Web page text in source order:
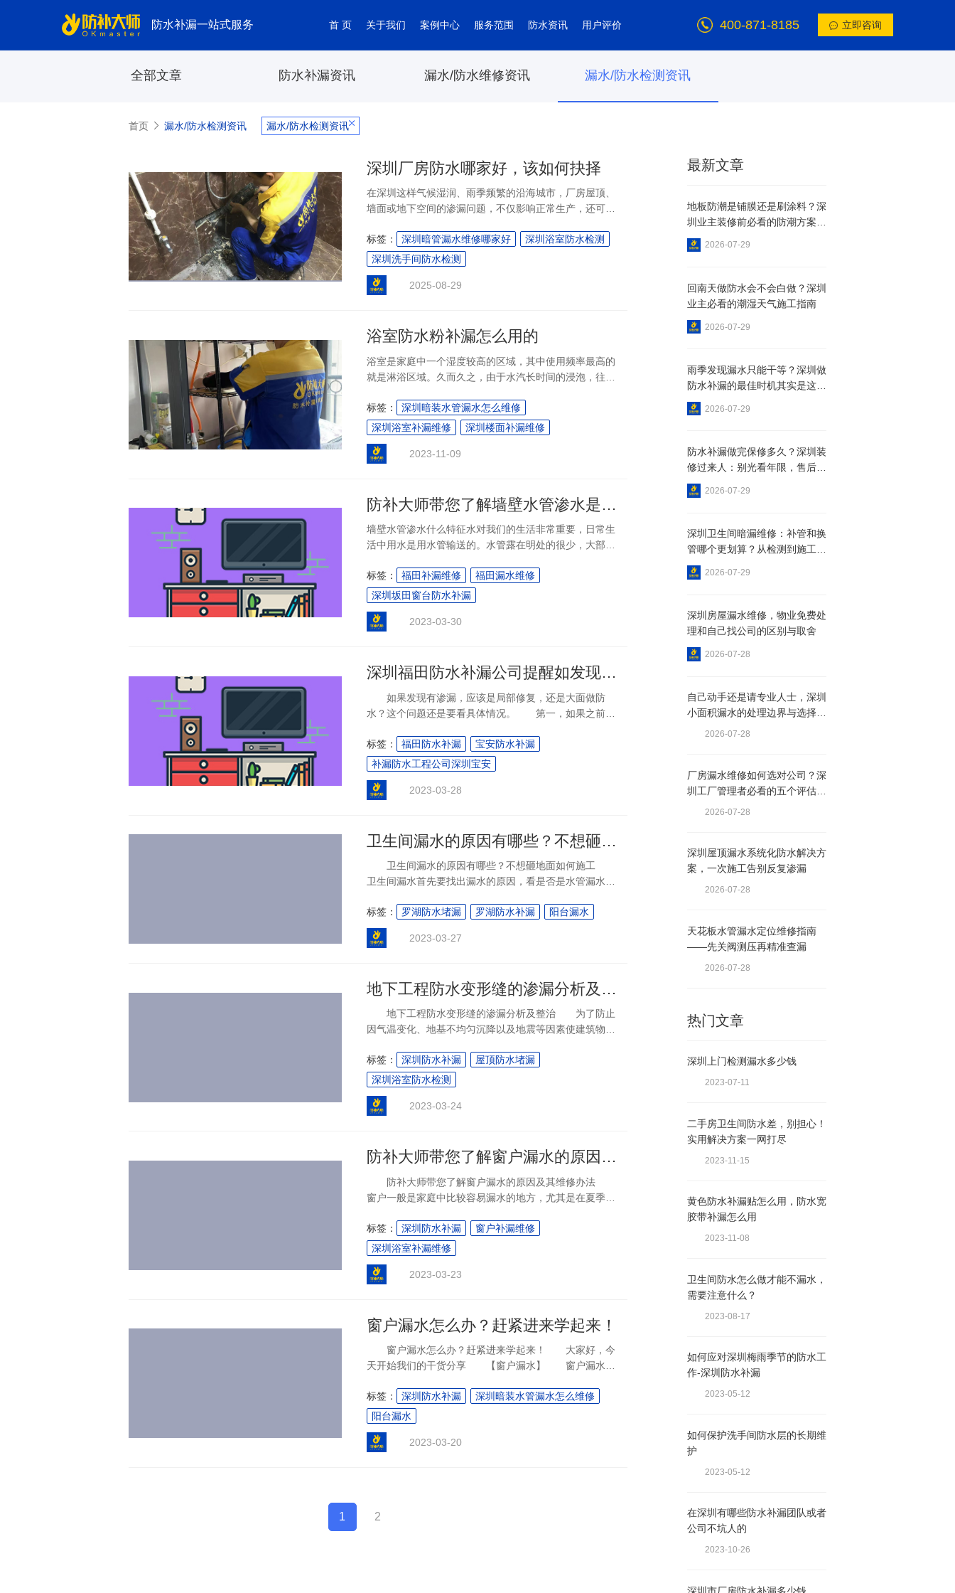
防水补漏一站式服务 首 页 关于我们 案例中心 服务范围 防水资讯 用户评价 400-871-8185 立即咨询
全部文章 防水补漏资讯 漏水/防水维修资讯 漏水/防水检测资讯
首页 漏水/防水检测资讯 漏水/防水检测资讯
深圳厂房防水哪家好，该如何抉择
在深圳这样气候湿润、雨季频繁的沿海城市，厂房屋顶、
墙面或地下空间的渗漏问题，不仅影响正常生产，还可能
务企业至关重要。面对市场上众多的防水服务商，很多企
业管理者都会困惑：深圳厂房防水哪家好，该如何做出明
点，并介绍以专业著称的深圳防补大师企业，助您做出稳
标签： 深圳暗管漏水维修哪家好
深圳浴室防水检测
深圳洗手间防水检测
2025-08-29
浴室防水粉补漏怎么用的
浴室是家庭中一个湿度较高的区域，其中使用频率最高的
就是淋浴区域。久而久之，由于水汽长时间的浸泡，往往
发生，浴室防水粉就成了我们首选的补漏材料。但是，很
多人对于如何正确使用浴室防水粉补漏的方法和步骤并不
确使用方法，让您的浴室永远保持干燥。
标签：
深圳暗装水管漏水怎么维修
深圳浴室补漏维修
深圳楼面补漏维修
2023-11-09
防补大师带您了解墙壁水管渗水是什么特征
墙壁水管渗水什么特征水对我们的生活非常重要，日常生
活中用水是用水管输送的。水管露在明处的很少，大部分
可是非常麻烦的。那么墙壁水管渗水什么特征？墙壁水管
渗水什么特征1、墙壁水管漏水：检查。首先
标签： 福田补漏维修
福田漏水维修
深圳坂田窗台防水补漏
2023-03-30
深圳福田防水补漏公司提醒如发现漏水，该做局部防水还是大面积防水呢？
如果发现有渗漏，应该是局部修复，还是大面做防
水？这个问题还是要看具体情况。 第一，如果之前是
因为卷材做防水出现渗漏，渗漏点不一定在渗水的地方，
水可能是几十米外的缺口窜过来的。如果单纯对
标签： 福田防水补漏
宝安防水补漏
补漏防水工程公司深圳宝安
2023-03-28
卫生间漏水的原因有哪些？不想砸地面如何施工
卫生间漏水的原因有哪些？不想砸地面如何施工
卫生间漏水首先要找出漏水的原因，看是否是水管漏水或
做好，那么我们应该针对性进行处理，下面我们详细介绍
为什么漏水的常见原因，如不想砸地面如何做
标签： 罗湖防水堵漏 罗湖防水补漏 阳台漏水
2023-03-27
地下工程防水变形缝的渗漏分析及整治
地下工程防水变形缝的渗漏分析及整治 为了防止
因气温变化、地基不均匀沉降以及地震等因素使建筑物发
断开，分成若干个相对独立的单元，且预留的缝隙能保证
建筑物有足够的变形空间，设置的这种构造缝
标签： 深圳防水补漏
屋顶防水堵漏
深圳浴室防水检测
2023-03-24
防补大师带您了解窗户漏水的原因及其维修办法
防补大师带您了解窗户漏水的原因及其维修办法
窗户一般是家庭中比较容易漏水的地方，尤其是在夏季暴
户补漏维修公司针对窗户防水有着十几年的工程施工经
验，下面就给大家介绍一下；窗户漏水的原因及
标签： 深圳防水补漏
窗户补漏维修
深圳浴室补漏维修
2023-03-23
窗户漏水怎么办？赶紧进来学起来！
窗户漏水怎么办？赶紧进来学起来！ 大家好，今
天开始我们的干货分享 【窗户漏水】 窗户漏水会
水情况 2窗户顶部出现漏水 3飘窗底部及顶部漏
水 总之最直观的表现就是家里窗户周
标签： 深圳防水补漏
深圳暗装水管漏水怎么维修
阳台漏水
2023-03-20
1 2
最新文章
地板防潮是铺膜还是刷涂料？深
圳业主装修前必看的防潮方案详
解
2026-07-29
回南天做防水会不会白做？深圳
业主必看的潮湿天气施工指南
2026-07-29
雨季发现漏水只能干等？深圳做
防水补漏的最佳时机其实是这个
时候
2026-07-29
防水补漏做完保修多久？深圳装
修过来人：别光看年限，售后体
系更重要
2026-07-29
深圳卫生间暗漏维修：补管和换
管哪个更划算？从检测到施工一
次说清
2026-07-29
深圳房屋漏水维修，物业免费处
理和自己找公司的区别与取舍
2026-07-28
自己动手还是请专业人士，深圳
小面积漏水的处理边界与选择建
2026-07-28
厂房漏水维修如何选对公司？深
圳工厂管理者必看的五个评估维
2026-07-28
深圳屋顶漏水系统化防水解决方
案，一次施工告别反复渗漏
2026-07-28
天花板水管漏水定位维修指南
——先关阀测压再精准查漏
2026-07-28
热门文章
深圳上门检测漏水多少钱
2023-07-11
二手房卫生间防水差，别担心！
实用解决方案一网打尽
2023-11-15
黄色防水补漏贴怎么用，防水宽
胶带补漏怎么用
2023-11-08
卫生间防水怎么做才能不漏水，
需要注意什么？
2023-08-17
如何应对深圳梅雨季节的防水工
作-深圳防水补漏
2023-05-12
如何保护洗手间防水层的长期维
护
2023-05-12
在深圳有哪些防水补漏团队或者
公司不坑人的
2023-10-26